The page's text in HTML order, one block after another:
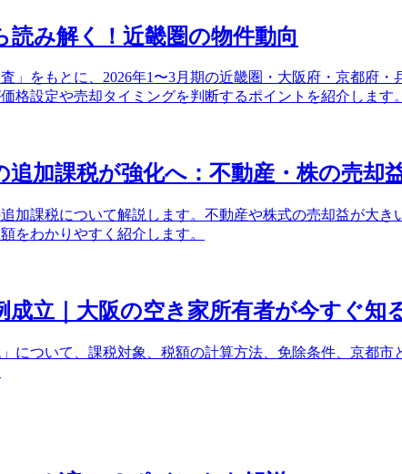
み解く！近畿圏の物件動向
」をもとに、2026年1〜3月期の近畿圏・大阪府・京都府
格設定や売却タイミングを判断するポイントを紹介します。
追加課税が強化へ：不動産・株の売却
加課税について解説します。不動産や株式の売却益が大
をわかりやすく紹介します。
立｜大阪の空き家所有者が今すぐ知
について、課税対象、税額の計算方法、免除条件、京都